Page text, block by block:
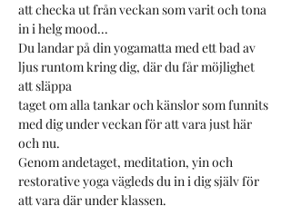
att checka ut från veckan som varit och tona
in i helg mood...
Du landar på din yogamatta med ett bad av
ljus runtom kring dig, där du får möjlighet
att släppa
taget om alla tankar och känslor som funnits
med dig under veckan för att vara just här
och nu.
Genom andetaget, meditation, yin och
restorative yoga vägleds du in i dig själv för
att vara där under klassen.